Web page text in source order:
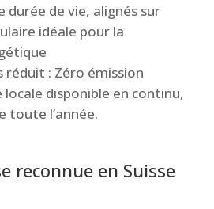
durée de vie, alignés sur
idéale pour la
réduit : Zéro émission
disponible en continu,
toute l’année.
reconnue en Suisse